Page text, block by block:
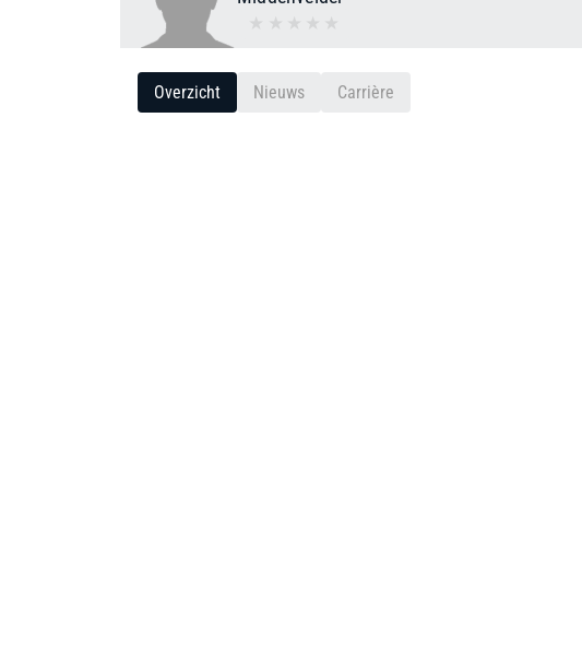
Overzicht Nieuws Carrière